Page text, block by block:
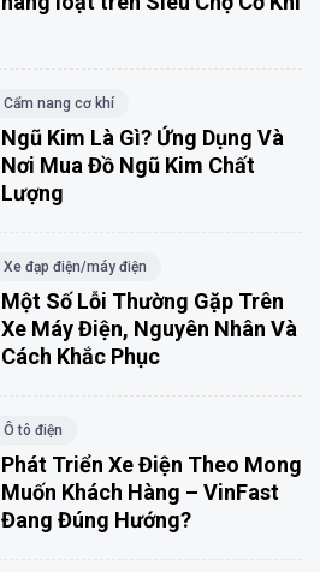
Cẩm nang cơ khí
Ngũ Kim Là Gì? Ứng Dụng Và
Nơi Mua Đồ Ngũ Kim Chất
Lượng
Xe đạp điện/máy điện
Một Số Lỗi Thường Gặp Trên
Xe Máy Điện, Nguyên Nhân Và
Cách Khắc Phục
Ô tô điện
Phát Triển Xe Điện Theo Mong
Muốn Khách Hàng – VinFast
Đang Đúng Hướng?